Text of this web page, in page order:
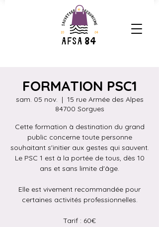
FORMATION PSC1
sam. 05 nov.
  |
15 rue Armée des Alpes
84700 Sorgues
Cette formation à destination du grand
public concerne toute personne
souhaitant s'initier aux gestes qui sauvent.
Le PSC 1 est à la portée de tous, dès 10
ans et sans limite d'âge.
Elle est vivement recommandée pour
certaines activités professionnelles.
Tarif : 60€